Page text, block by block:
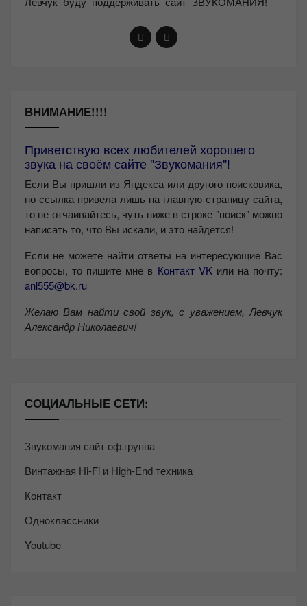
ВНИМАНИЕ!!!!
Приветствую всех любителей хорошего
звука на своём сайте "Звукомания"!
Если Вы пришли из Яндекса или другого поисковика,
но ссылка привела лишь на главную страницу сайта,
то не отчаивайтесь, чуть ниже в строке "поиск" можно
написать то, что Вы искали, и это найдется!
Если не можете найти ответы на интересующие Вас
вопросы, то пишите мне в Контакт VKили на почту:
anl555@bk.ru
Желаю Вам найти свой звук, с уважением, Левчук
Александр Николаевич!
СОЦИАЛЬНЫЕ СЕТИ:
Звукомания сайт оф.группа
Винтажная Hi-Fi и High-End техника
Контакт
Одноклассники
Youtube